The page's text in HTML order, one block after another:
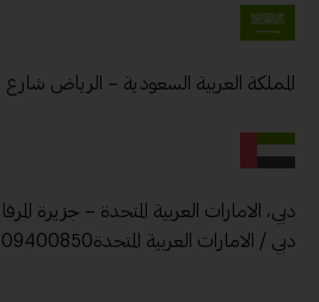
المملكة العربية السعودية – الرياض
دبي / الامارات العربية المتحدة00971509400850